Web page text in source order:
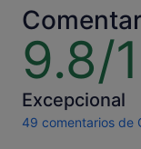
por
adulto
9.8/
9.8
sobre
10
Excepcional
49 comentarios de
49 comentarios